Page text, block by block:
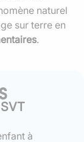
naturel
sur terre en
.
à